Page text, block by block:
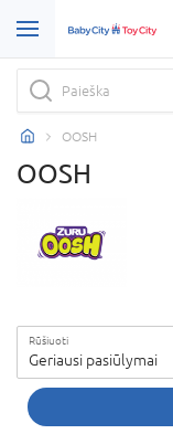
OOSH
OOSH
Rūšiuoti
Geriausi pasiūlymai